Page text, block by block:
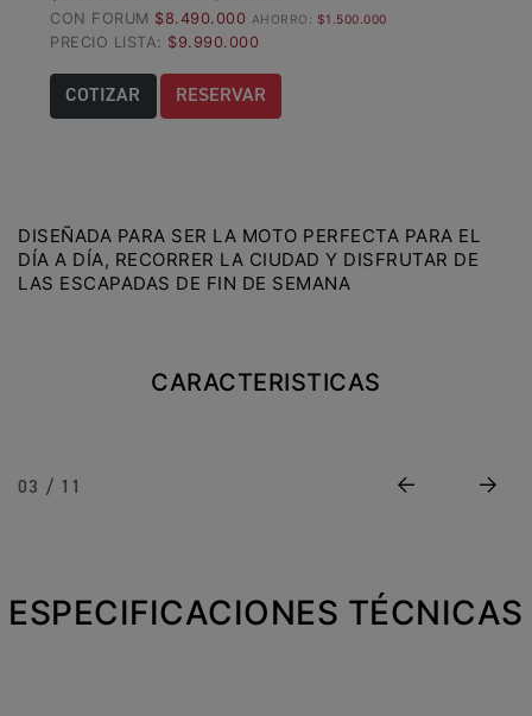
Precio desde $22.990.000
ADVENTURE
TIGER 1200 RALLY EXPLORER
Marzo JUEVES 26
ENCIENDE LA NOCHE.
VIVE LA RUTA. NIGHT
CON FORUM $8.490.000 AHORRO: $1.500.000
PRECIO LISTA: $9.990.000
COTIZAR RESERVAR
DISEÑADA PARA SER LA MOTO PERFECTA PARA EL
DÍA A DÍA, RECORRER LA CIUDAD Y DISFRUTAR DE
LAS ESCAPADAS DE FIN DE SEMANA
CARACTERISTICAS
03 / 11 Previous Next
ESPECIFICACIONES TÉCNICAS